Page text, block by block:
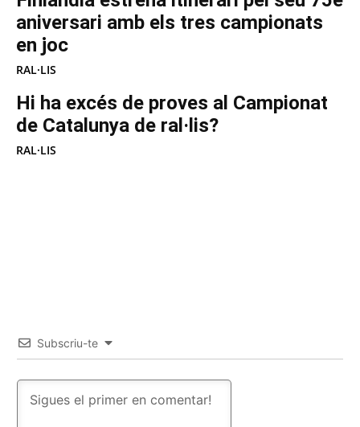
aniversari amb els tres campionats
en joc
RAL·LIS
Hi ha excés de proves al Campionat
de Catalunya de ral·lis?
RAL·LIS
Subscriu-te